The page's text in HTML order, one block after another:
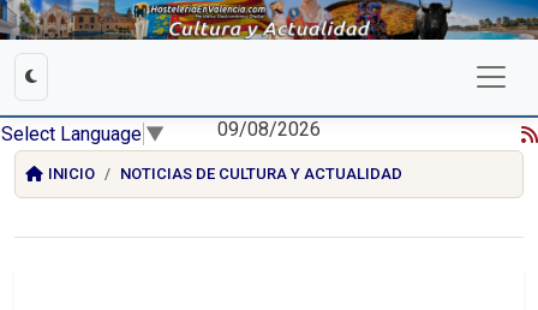
Select Language ▼ 09/08/2026
INICIO NOTICIAS DE CULTURA Y ACTUALIDAD